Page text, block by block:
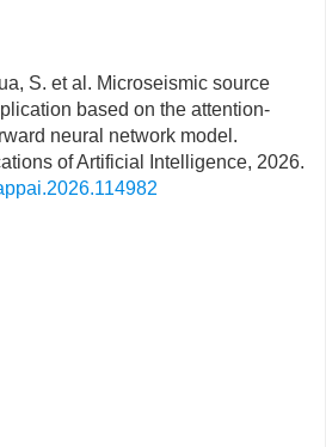
S. et al. Microseismic source
based on the attention-
neural network model.
of Artificial Intelligence, 2026.